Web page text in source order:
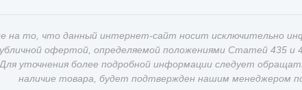
на то, что данный интернет-сайт носит исключительно
офертой, определяемой положениями Статей 435
уточнения более подробной информации следует
наличие товара, будет подтвержден нашим менеджером